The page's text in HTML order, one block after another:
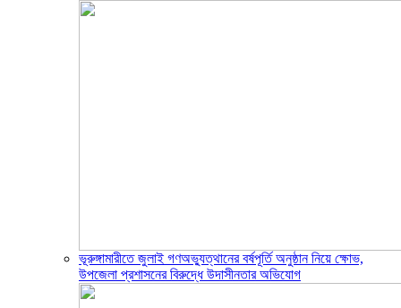
ভূরুঙ্গামারীতে জুলাই গণঅভ্যুত্থানের বর্ষপূর্তি অনুষ্ঠান নিয়ে ক্ষোভ,
উপজেলা প্রশাসনের বিরুদ্ধে উদাসীনতার অভিযোগ